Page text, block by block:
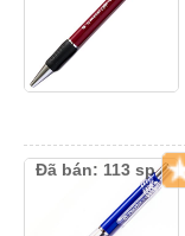
Đã bán: 113 sp